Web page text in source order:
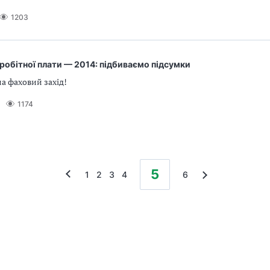
1203
плати — 2014: підбиваємо підсумки
фаховий захід!
1174
1 2 3 4 5 6